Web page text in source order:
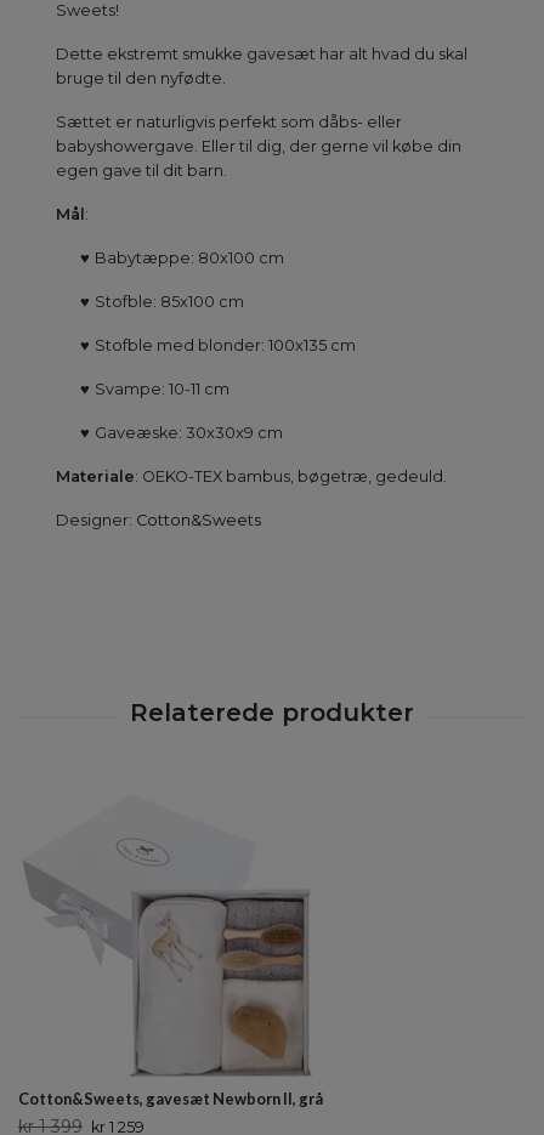
Sweets!
Dette ekstremt smukke gavesæt har alt hvad du skal
bruge til den nyfødte.
Sættet er naturligvis perfekt som dåbs- eller
babyshowergave. Eller til dig, der gerne vil købe din
egen gave til dit barn.
Mål :
♥ Babytæppe: 80x100 cm
♥ Stofble: 85x100 cm
♥ Stofble med blonder: 100x135 cm
♥ Svampe: 10-11 cm
♥ Gaveæske: 30x30x9 cm
Materiale: OEKO-TEX bambus, bøgetræ, gedeuld.
Designer: Cotton&Sweets
Cotton&Sweets, gavesæt Newborn II, grå
kr 1 399 kr 1 259